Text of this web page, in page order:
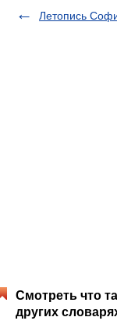
Летопись
Смотреть что
других